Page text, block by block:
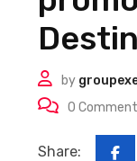
by
0
Share: